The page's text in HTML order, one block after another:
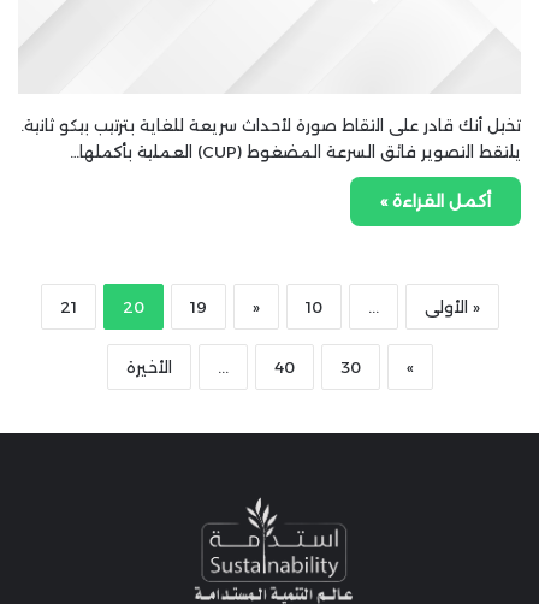
تخيل أنك قادر على التقاط صورة لأحداث سريعة للغاية بترتيب بيكو ثانية.
يلتقط التصوير فائق السرعة المضغوط (CUP) العملية بأكملها…
أكمل القراءة »
« الأولى 10
«
19
20
21
»
30
40 الأخيرة